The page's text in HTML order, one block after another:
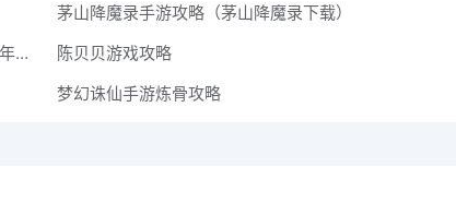
茅山降魔录手游攻略（茅山降魔录下载）
小兔赛跑游戏攻略综合篇（小兔赛跑游戏攻略综合篇二年级）
陈贝贝游戏攻略
梦幻诛仙手游炼骨攻略